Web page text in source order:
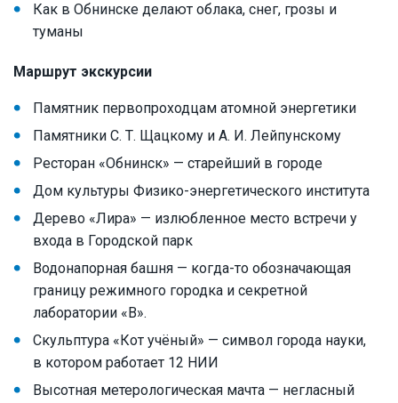
Как в Обнинске делают облака, снег, грозы и
туманы
Маршрут экскурсии
Памятник первопроходцам атомной энергетики
Памятники С. Т. Щацкому и А. И. Лейпунскому
Ресторан «Обнинск» — старейший в городе
Дом культуры Физико-энергетического института
Дерево «Лира» — излюбленное место встречи у
входа в Городской парк
Водонапорная башня — когда-то обозначающая
границу режимного городка и секретной
лаборатории «В».
Скульптура «Кот учёный» — символ города науки,
в котором работает 12 НИИ
Высотная метерологическая мачта — негласный